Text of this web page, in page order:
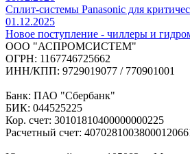
Сплит-системы Panasonic для
01.12.2025
Новое поступление - чиллеры и
ООО "АСПРОМСИСТЕМ"
ОГРН: 1167746725662
ИНН/КПП: 9729019077 / 770901001
Банк: ПАО "Сбербанк"
БИК: 044525225
Кор. счет: 30101810400000000225
Расчетный счет: